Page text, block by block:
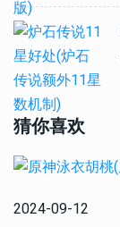
猜你喜欢
2024-09-12